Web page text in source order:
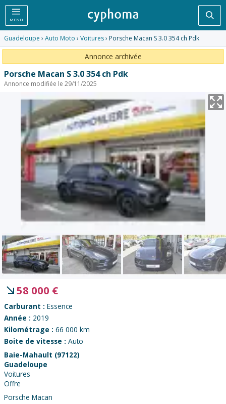
MENU
Guadeloupe › Auto Moto › Voitures› Porsche Macan S 3.0 354 ch Pdk
Annonce archivée
Porsche Macan S 3.0 354 ch Pdk
Annonce modifiée le 29/11/2025
58 000 €
Carburant : Essence
Année : 2019
Kilométrage : 66 000 km
Boite de vitesse : Auto
Baie-Mahault (97122)
Guadeloupe
Voitures
Offre
Porsche Macan